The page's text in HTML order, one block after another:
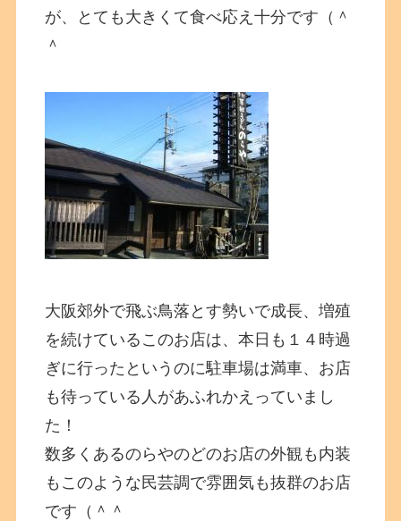
が、とても大きくて食べ応え十分です（＾
＾
大阪郊外で飛ぶ鳥落とす勢いで成長、増殖
を続けているこのお店は、本日も１４時過
ぎに行ったというのに駐車場は満車、お店
も待っている人があふれかえっていまし
た！
数多くあるのらやのどのお店の外観も内装
もこのような民芸調で雰囲気も抜群のお店
です（＾＾